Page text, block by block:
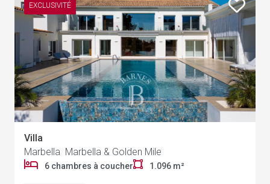
EXCLUSIVITÉ
Villa
Marbella Marbella & Golden Mile
6 chambres à coucher 1.096 m²